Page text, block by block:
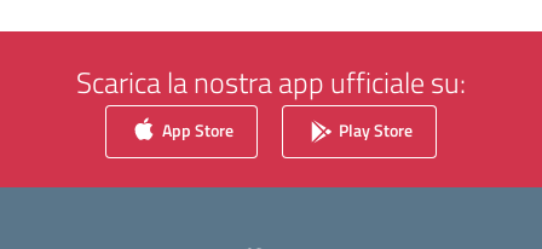
Scarica la nostra app ufficiale su:
App Store Play Store